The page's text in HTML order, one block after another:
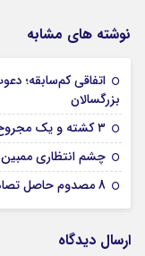
نوشته های مشابه
بزرگسالان
۳ کشته و یک مجروح وخیم حاصل تصادف شبانه در ایذه
چشم انتظاری ممبین 2026 | عکاس: وحید اورکی
8 مصدوم حاصل تصادف در جاده سوسن
ارسال دیدگاه